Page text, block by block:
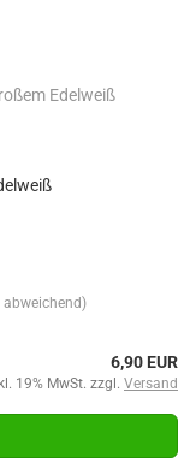
abweichend)
6,90 EUR
19% MwSt. zzgl. Versand